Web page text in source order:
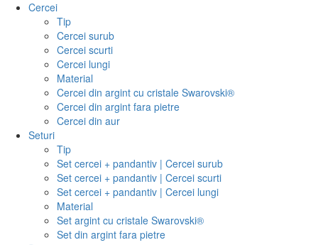
Cercei
Tip
Cercei surub
Cercei scurti
Cercei lungi
Material
Cercei din argint cu cristale Swarovski®
Cercei din argint fara pietre
Cercei din aur
Seturi
Tip
Set cercei + pandantiv | Cercei surub
Set cercei + pandantiv | Cercei scurti
Set cercei + pandantiv | Cercei lungi
Material
Set argint cu cristale Swarovski®
Set din argint fara pietre